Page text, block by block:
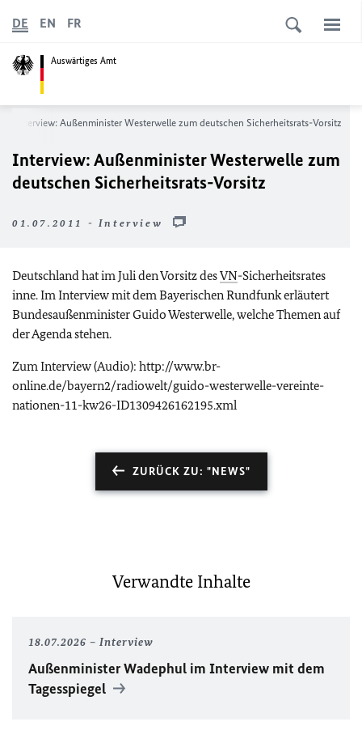
Auswärtiges Amt
DE EN FR
Interview: Außenminister Westerwelle zum deutschen Sicherheitsrats-Vorsitz
Interview: Außenminister Westerwelle zum
deutschen Sicherheitsrats-Vorsitz
01.07.2011 - Interview
Deutschland hat im Juli den Vorsitz desVN-Sicherheitsrates
inne. Im Interview mit dem Bayerischen Rundfunk erläutert
Bundesaußenminister Guido Westerwelle, welche Themen auf
der Agenda stehen.
Zum Interview (Audio): http://www.br-
online.de/bayern2/radiowelt/guido-westerwelle-vereinte-
nationen-11-kw26-ID1309426162195.xml
ZURÜCK ZU: "NEWS"
Verwandte Inhalte
18.07.2026 Interview
Außenminister Wadephul im Interview mit dem
Tagesspiegel